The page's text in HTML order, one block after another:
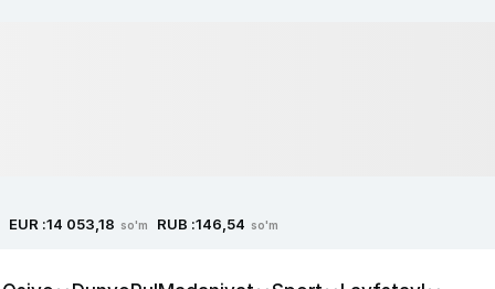
EUR :14 053,18 so'm RUB :146,54 so'm